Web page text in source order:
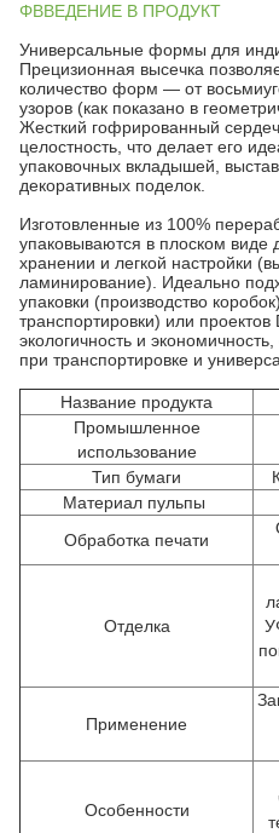
ΦВВЕДЕНИЕ В ПРОДУКТ
Универсальные формы для
Прецизионная высечка
количество форм — от
узоров (как показано в
Жесткий гофрированный
целостность, что делает его
упаковочных вкладышей,
декоративных поделок.
Изготовленные из 100%
упаковываются в плоском виде
хранении и легкой настройки
ламинирование). Идеально
упаковки (производство
транспортировки) или
экологичность и
при транспортировке и
Название продукта
Промышленное
использование
Тип бумаги
Материал пульпы
Обработка печати
Отделка
Применение
Особенности